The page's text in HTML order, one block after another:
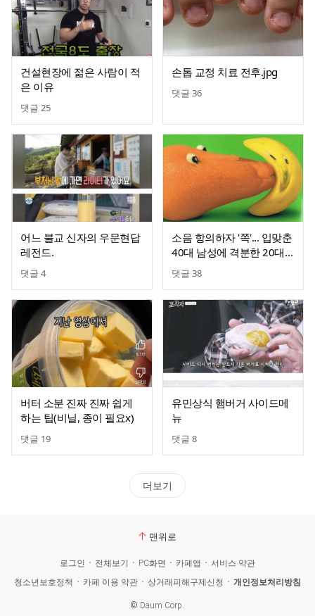
건설현장에 젊은 사람이 적
은 이유
댓글 25
손톱 교정 치료 전후.jpg
댓글 36
어느 불교 신자의 우문현답
레전드.
댓글 4
소음 항의하자 '쪽'... 입맞춘
40대 남성에 격분한 20대
삼단봉 들었다
댓글 38
버터 소분 진짜 진짜 쉽게
하는 팁(비닐, 종이 필요x)
댓글 19
유민상식 햄버거 사이드메
뉴
댓글 8
더보기
맨위로
로그인 전체보기 PC화면 카페앱
서비스 약관
청소년보호정책
카페 이용 약관 상거래피해구제신청 개인정보처리방침
© Daum Corp.